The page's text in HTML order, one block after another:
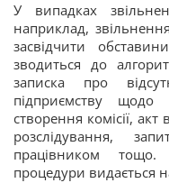
У випадках
наприклад,
засвідчити
зводиться до
записка про
підприємству щодо
створення комісії, акт
розслідування,
працівником тощо.
процедури видається